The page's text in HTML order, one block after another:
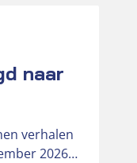
naar
verhalen
2026